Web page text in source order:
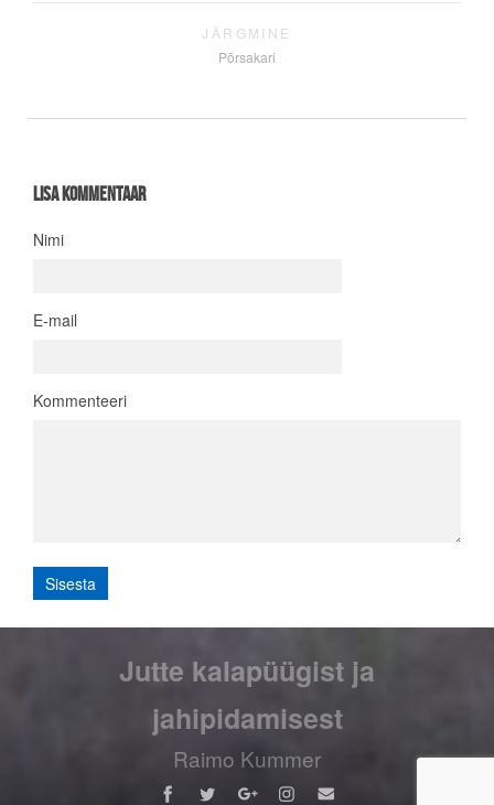
JÄRGMINE
Põrsakari
Lisa kommentaar
Nimi
E-mail
Kommenteeri
Jutte kalapüügist ja
jahipidamisest
Raimo Kummer